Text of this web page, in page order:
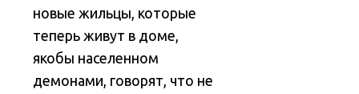
новые жильцы, которые
теперь живут в доме,
якобы населенном
демонами, говорят, что не